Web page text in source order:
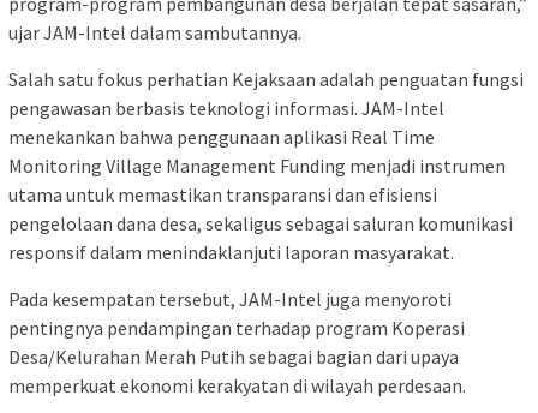
ujar JAM-Intel dalam sambutannya.
Salah satu fokus perhatian Kejaksaan adalah penguatan fungsi
pengawasan berbasis teknologi informasi. JAM-Intel
menekankan bahwa penggunaan aplikasi Real Time
Monitoring Village Management Funding menjadi instrumen
utama untuk memastikan transparansi dan efisiensi
pengelolaan dana desa, sekaligus sebagai saluran komunikasi
responsif dalam menindaklanjuti laporan masyarakat.
Pada kesempatan tersebut, JAM-Intel juga menyoroti
pentingnya pendampingan terhadap program Koperasi
Desa/Kelurahan Merah Putih sebagai bagian dari upaya
memperkuat ekonomi kerakyatan di wilayah perdesaan.